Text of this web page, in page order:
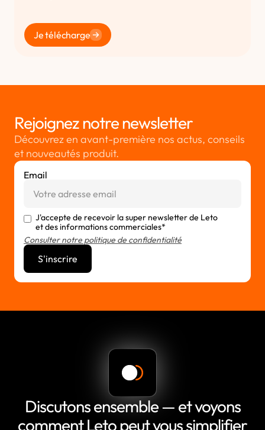
Je télécharge
Rejoignez notre newsletter
Découvrez en avant-première nos actus, conseils
et nouveautés produit.
Email
J'accepte de recevoir la super newsletter de Leto
et des informations commerciales*
Consulter notre politique de confidentialité
Discutons ensemble — et voyons
comment Leto peut vous simplifier